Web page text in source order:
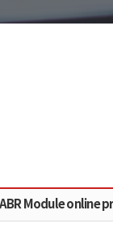
Module online